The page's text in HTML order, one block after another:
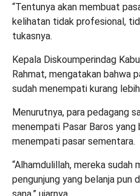
“Tentunya akan membuat
kelihatan tidak profesional,
tukasnya.
Kepala Diskoumperindag
Rahmat, mengatakan bahwa
sudah menempati kurang
Menurutnya, para pedagang
menempati Pasar Baros
menempati pasar sementara.
“Alhamdulillah, mereka sudah
pengunjung yang belanja pun